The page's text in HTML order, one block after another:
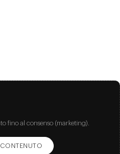
fino al consenso (marketing).